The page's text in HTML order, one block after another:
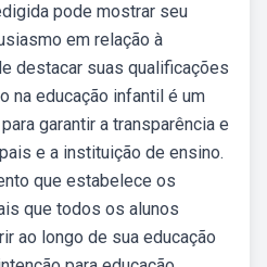
pode mostrar seu
em relação à
destacar suas qualificações
na educação infantil é um
garantir a transparência e
e a instituição de ensino.
que estabelece os
que todos os alunos
ao longo de sua educação